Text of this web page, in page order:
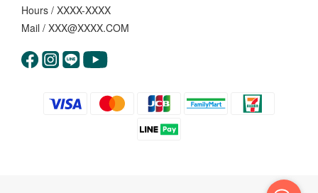
Hours / XXXX-XXXX
Mail / XXX@XXXX.COM